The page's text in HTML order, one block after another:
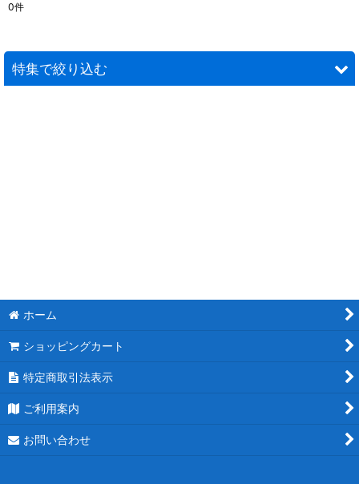
並び順 :
0件
特集で絞り込む
パープル
グリーン
ホーム
ショッピングカート
特定商取引法表示
ご利用案内
お問い合わせ